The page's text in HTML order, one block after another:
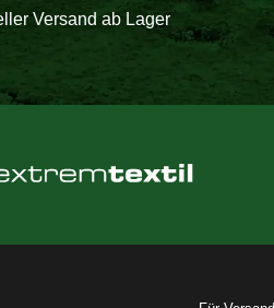
Versand ab Lager